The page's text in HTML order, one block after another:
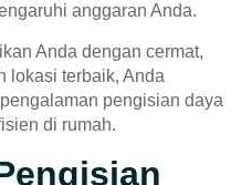
anggaran Anda.
Anda dengan cermat,
lokasi terbaik, Anda
pengisian daya
di rumah.